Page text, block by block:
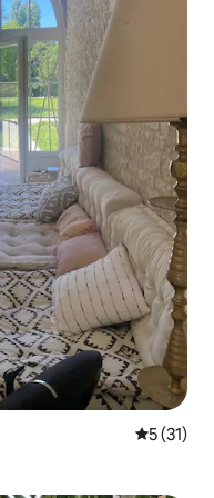
5 (31)